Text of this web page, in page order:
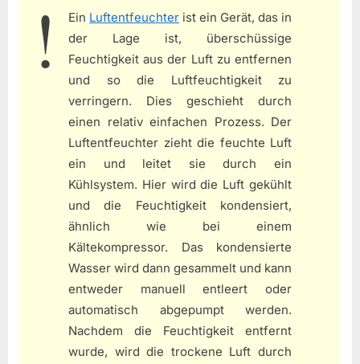
Ein Luftentfeuchter ist ein Gerät, das in
der Lage ist, überschüssige
Feuchtigkeit aus der Luft zu entfernen
und so die Luftfeuchtigkeit zu
verringern. Dies geschieht durch
einen relativ einfachen Prozess. Der
Luftentfeuchter zieht die feuchte Luft
ein und leitet sie durch ein
Kühlsystem. Hier wird die Luft gekühlt
und die Feuchtigkeit kondensiert,
ähnlich wie bei einem
Kältekompressor. Das kondensierte
Wasser wird dann gesammelt und kann
entweder manuell entleert oder
automatisch abgepumpt werden.
Nachdem die Feuchtigkeit entfernt
wurde, wird die trockene Luft durch